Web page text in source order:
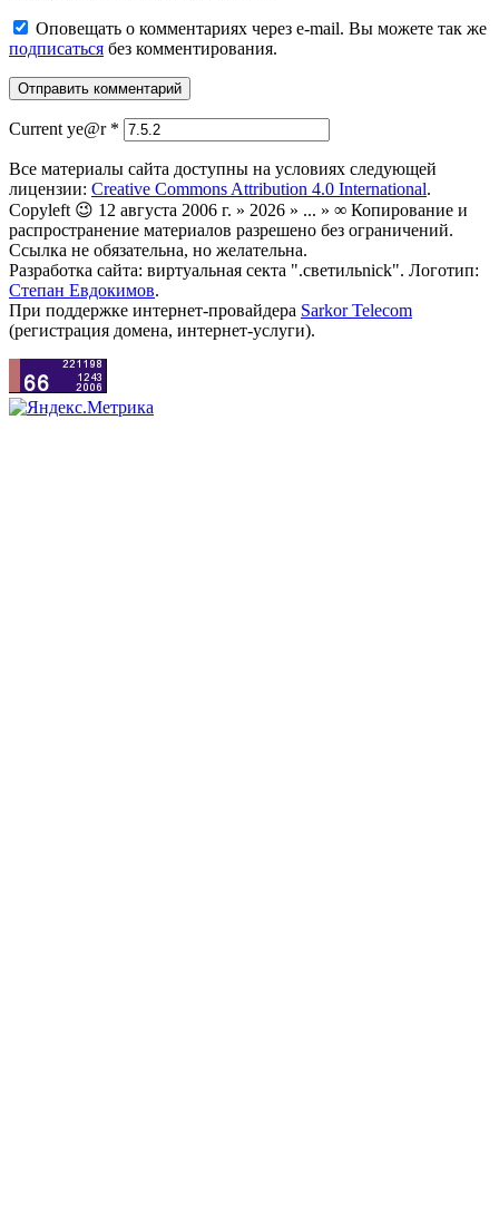
Оповещать о комментариях через e-mail. Вы можете так же
подписаться без комментирования.
Current ye@r *
Все материалы сайта доступны на условиях следующей
лицензии: Creative Commons Attribution 4.0 International.
Copyleft 😉 12 августа 2006 г. » 2026 » ... » ∞ Копирование и
распространение материалов разрешено без ограничений.
Ссылка не обязательна, но желательна.
Разработка сайта: виртуальная секта ".светильnick". Логотип:
Степан Евдокимов.
При поддержке интернет-провайдера Sarkor Telecom
(регистрация домена, интернет-услуги).